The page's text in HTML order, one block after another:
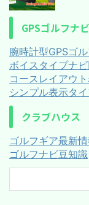
GPSゴルフナ
腕時計型GPSゴ
ボイスタイプナ
コースレイアウ
シンプル表示タ
クラブハウス
ゴルフギア最新情
ゴルフナビ豆知識